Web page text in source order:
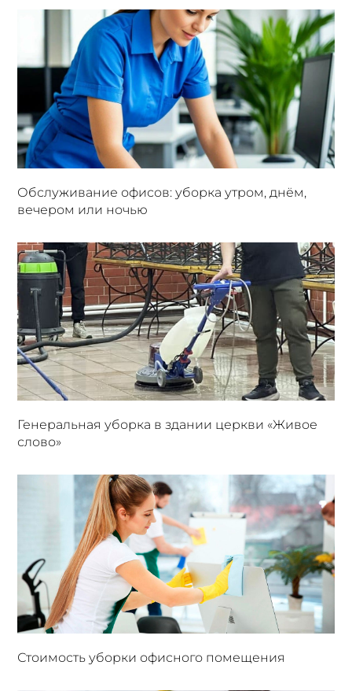
Обслуживание офисов: уборка утром, днём,
вечером или ночью
Генеральная уборка в здании церкви «Живое
слово»
Стоимость уборки офисного помещения